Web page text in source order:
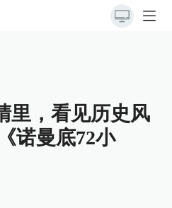
里，看见历史风
诺曼底72小